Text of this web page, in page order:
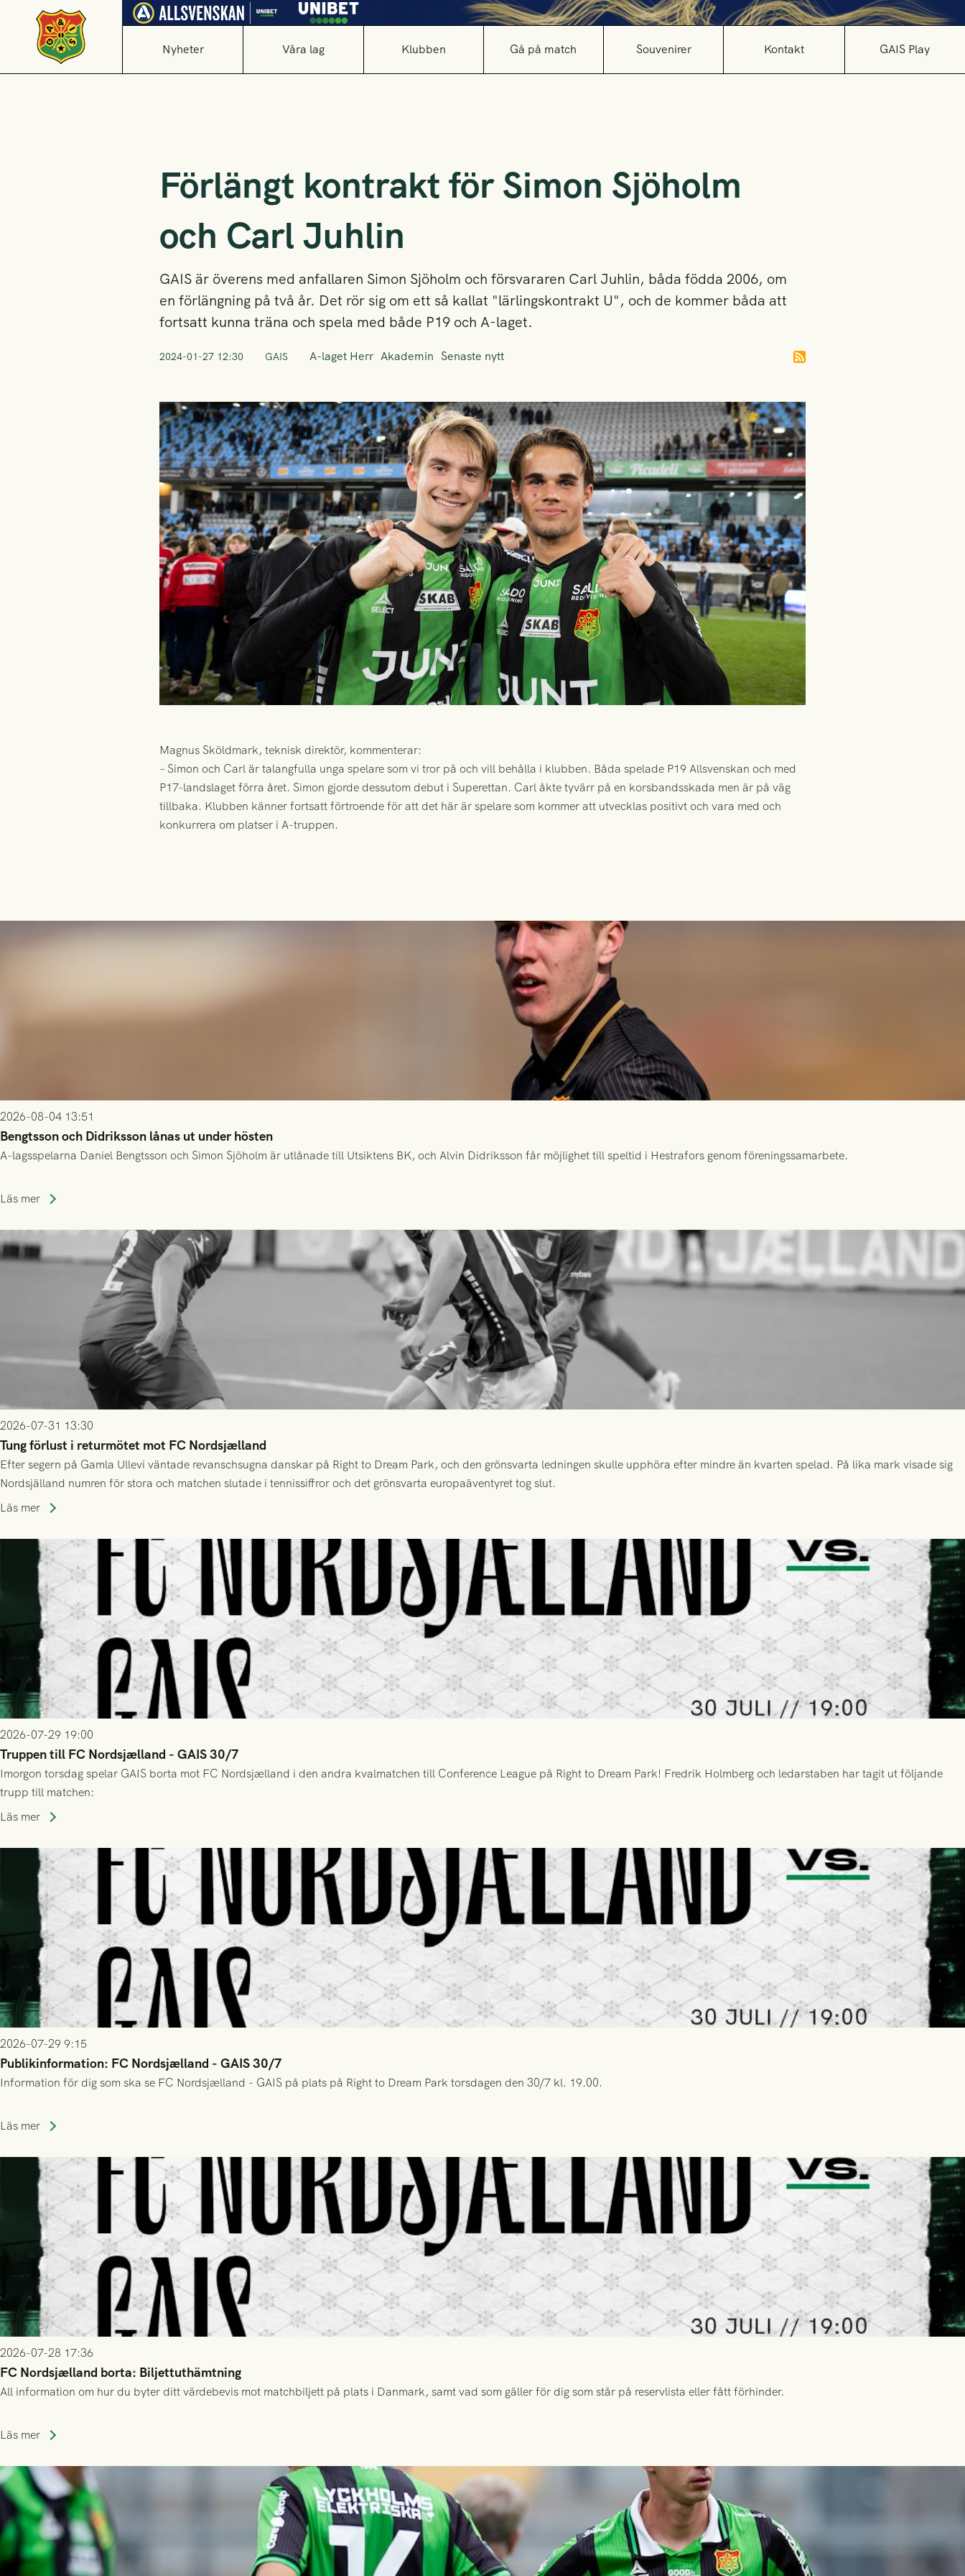
Nyheter Våra lag Klubben Gå på match Souvenirer Kontakt GAIS Play
Förlängt kontrakt för Simon Sjöholm
och Carl Juhlin
GAIS är överens med anfallaren Simon Sjöholm och försvararen Carl Juhlin, båda födda 2006, om
en förlängning på två år. Det rör sig om ett så kallat "lärlingskontrakt U", och de kommer båda att
fortsatt kunna träna och spela med både P19 och A-laget.
2024-01-27 12:30 GAIS A-laget Herr Akademin Senaste nytt
Magnus Sköldmark, teknisk direktör, kommenterar:
– Simon och Carl är talangfulla unga spelare som vi tror på och vill behålla i klubben. Båda spelade P19 Allsvenskan och med
P17-landslaget förra året. Simon gjorde dessutom debut i Superettan. Carl åkte tyvärr på en korsbandsskada men är på väg
tillbaka. Klubben känner fortsatt förtroende för att det här är spelare som kommer att utvecklas positivt och vara med och
konkurrera om platser i A-truppen.
2026-08-04 13:51
Bengtsson och Didriksson lånas ut under hösten
A-lagsspelarna Daniel Bengtsson och Simon Sjöholm är utlånade till Utsiktens BK, och Alvin Didriksson får möjlighet till speltid i Hestrafors genom föreningssamarbete.
Läs mer
2026-07-31 13:30
Tung förlust i returmötet mot FC Nordsjælland
Efter segern på Gamla Ullevi väntade revanschsugna danskar på Right to Dream Park, och den grönsvarta ledningen skulle upphöra efter mindre än kvarten spelad. På lika mark visade sig
Nordsjälland numren för stora och matchen slutade i tennissiffror och det grönsvarta europaäventyret tog slut.
Läs mer
2026-07-29 19:00
Truppen till FC Nordsjælland - GAIS 30/7
Imorgon torsdag spelar GAIS borta mot FC Nordsjælland i den andra kvalmatchen till Conference League på Right to Dream Park! Fredrik Holmberg och ledarstaben har tagit ut följande
trupp till matchen:
Läs mer
2026-07-29 9:15
Publikinformation: FC Nordsjælland - GAIS 30/7
Information för dig som ska se FC Nordsjælland - GAIS på plats på Right to Dream Park torsdagen den 30/7 kl. 19.00.
Läs mer
2026-07-28 17:36
FC Nordsjælland borta: Biljettuthämtning
All information om hur du byter ditt värdebevis mot matchbiljett på plats i Danmark, samt vad som gäller för dig som står på reservlista eller fått förhinder.
Läs mer